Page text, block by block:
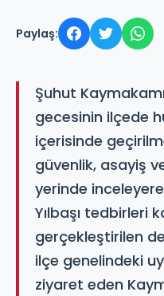
Paylaş:
Şuhut
gecesinin ilçede
içerisinde
güvenlik, asayiş
yerinde
Yılbaşı tedbirleri
gerçekleştirilen
ilçe genelindeki
ziyaret eden